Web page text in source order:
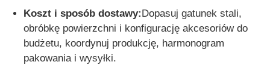
Koszt i sposób dostawy:Dopasuj gatunek stali,
obróbkę powierzchni i konfigurację akcesoriów do
budżetu, koordynuj produkcję, harmonogram
pakowania i wysyłki.